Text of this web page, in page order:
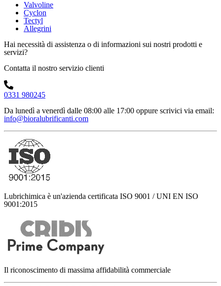
Valvoline
Cyclon
Tectyl
Allegrini
Hai necessità di assistenza o di informazioni sui nostri prodotti e
servizi?
Contatta il nostro servizio clienti
0331 980245
Da lunedì a venerdì dalle 08:00 alle 17:00 oppure scrivici via email:
info@bioralubrificanti.com
Lubrichimica è un'azienda certificata ISO 9001 / UNI EN ISO
9001:2015
Il riconoscimento di massima affidabilità commerciale